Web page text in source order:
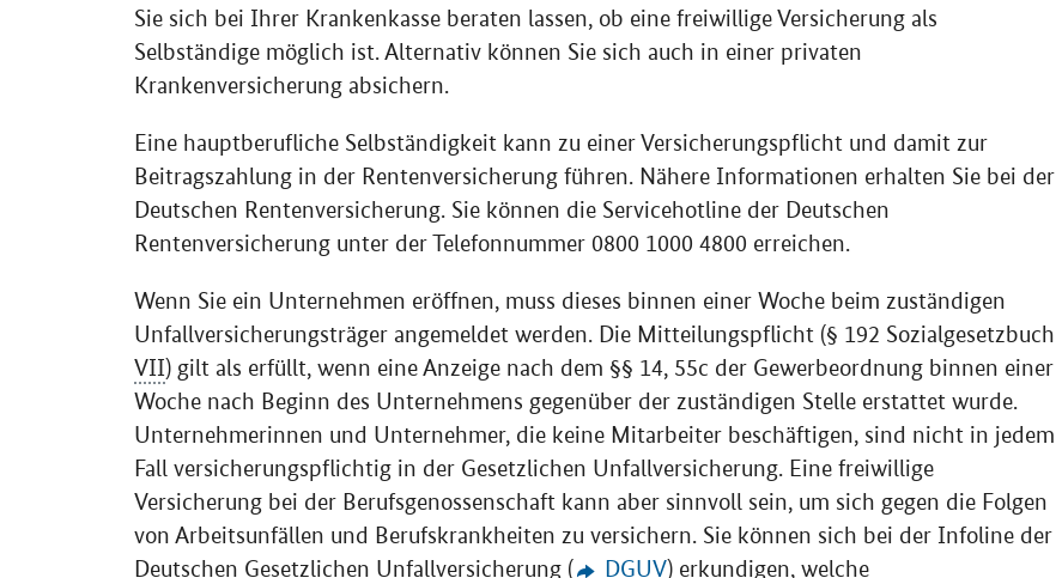
Sie sich bei Ihrer Krankenkasse beraten lassen, ob eine freiwillige Versicherung als
Selbständige möglich ist. Alternativ können Sie sich auch in einer privaten
Krankenversicherung absichern.
Eine hauptberufliche Selbständigkeit kann zu einer Versicherungspflicht und damit zur
Beitragszahlung in der Rentenversicherung führen. Nähere Informationen erhalten Sie bei der
Deutschen Rentenversicherung. Sie können die Servicehotline der Deutschen
Rentenversicherung unter der Telefonnummer 0800 1000 4800 erreichen.
Wenn Sie ein Unternehmen eröffnen, muss dieses binnen einer Woche beim zuständigen
Unfallversicherungsträger angemeldet werden. Die Mitteilungspflicht (§ 192 Sozialgesetzbuch
VII) gilt als erfüllt, wenn eine Anzeige nach dem §§ 14, 55c der Gewerbeordnung binnen einer
Woche nach Beginn des Unternehmens gegenüber der zuständigen Stelle erstattet wurde.
Unternehmerinnen und Unternehmer, die keine Mitarbeiter beschäftigen, sind nicht in jedem
Fall versicherungspflichtig in der Gesetzlichen Unfallversicherung. Eine freiwillige
Versicherung bei der Berufsgenossenschaft kann aber sinnvoll sein, um sich gegen die Folgen
von Arbeitsunfällen und Berufskrankheiten zu versichern. Sie können sich bei der Infoline der
Deutschen Gesetzlichen Unfallversicherung (
DGUV) erkundigen, welche